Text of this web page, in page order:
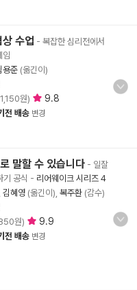
수업 - 복잡한 심리전에서
임
용준 (옮긴이)
원) 9.8
전 배송 변경
말할 수 있습니다 - 일잘
기 공식 - 리어웨이크 시리즈 4
김혜영 (옮긴이), 복주환 (감수)
원) 9.9
전 배송 변경